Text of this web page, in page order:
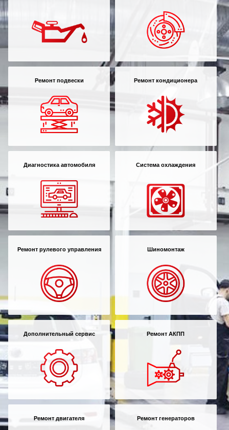
Ремонт подвески Ремонт кондиционера
Диагностика автомобиля Система охлаждения
Ремонт рулевого управления Шиномонтаж
Дополнительный сервис Ремонт АКПП
Ремонт двигателя Ремонт генераторов